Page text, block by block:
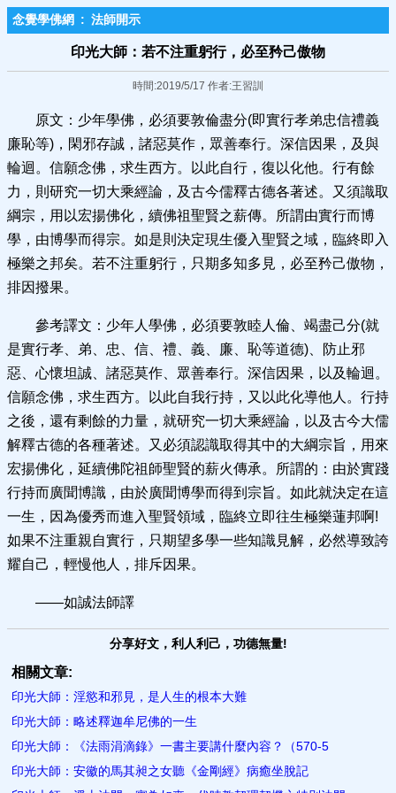
念覺學佛網 : 法師開示
印光大師：若不注重躬行，必至矜己傲物
時間:2019/5/17 作者:王習訓
原文：少年學佛，必須要敦倫盡分(即實行孝弟忠信禮義
廉恥等)，閑邪存誠，諸惡莫作，眾善奉行。深信因果，及與
輪迴。信願念佛，求生西方。以此自行，復以化他。行有餘
力，則研究一切大乘經論，及古今儒釋古德各著述。又須識取
綱宗，用以宏揚佛化，續佛祖聖賢之薪傳。所謂由實行而博
學，由博學而得宗。如是則決定現生優入聖賢之域，臨終即入
極樂之邦矣。若不注重躬行，只期多知多見，必至矜己傲物，
排因撥果。
參考譯文：少年人學佛，必須要敦睦人倫、竭盡己分(就
是實行孝、弟、忠、信、禮、義、廉、恥等道德)、防止邪
惡、心懷坦誠、諸惡莫作、眾善奉行。深信因果，以及輪迴。
信願念佛，求生西方。以此自我行持，又以此化導他人。行持
之後，還有剩餘的力量，就研究一切大乘經論，以及古今大儒
解釋古德的各種著述。又必須認識取得其中的大綱宗旨，用來
宏揚佛化，延續佛陀祖師聖賢的薪火傳承。所謂的：由於實踐
行持而廣聞博識，由於廣聞博學而得到宗旨。如此就決定在這
一生，因為優秀而進入聖賢領域，臨終立即往生極樂蓮邦啊!
如果不注重親自實行，只期望多學一些知識見解，必然導致誇
耀自己，輕慢他人，排斥因果。
——如誠法師譯
分享好文，利人利己，功德無量!
相關文章:
印光大師：淫慾和邪見，是人生的根本大難
印光大師：略述釋迦牟尼佛的一生
印光大師：《法雨涓滴錄》一書主要講什麼內容？（570-5
印光大師：安徽的馬其昶之女聽《金剛經》病癒坐脫記